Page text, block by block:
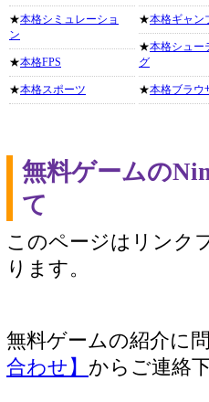
★本格シミュレーショ
ン
★本格FPS
★本格スポーツ
★本格ギャン
★本格シュー
グ
★本格ブラウ
無料ゲームの
て
このページはリンク
ります。
無料ゲームの紹介に
合わせ】 からご連絡